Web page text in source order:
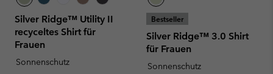
Silver Ridge™ Utility II
recyceltes Shirt für
Frauen
Sonnenschutz
Bestseller
Silver Ridge™ 3.0 Shirt
für Frauen
Sonnenschutz